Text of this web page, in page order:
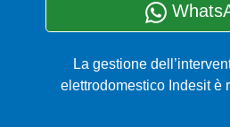
La gestione
elettrodomestico Indesit è